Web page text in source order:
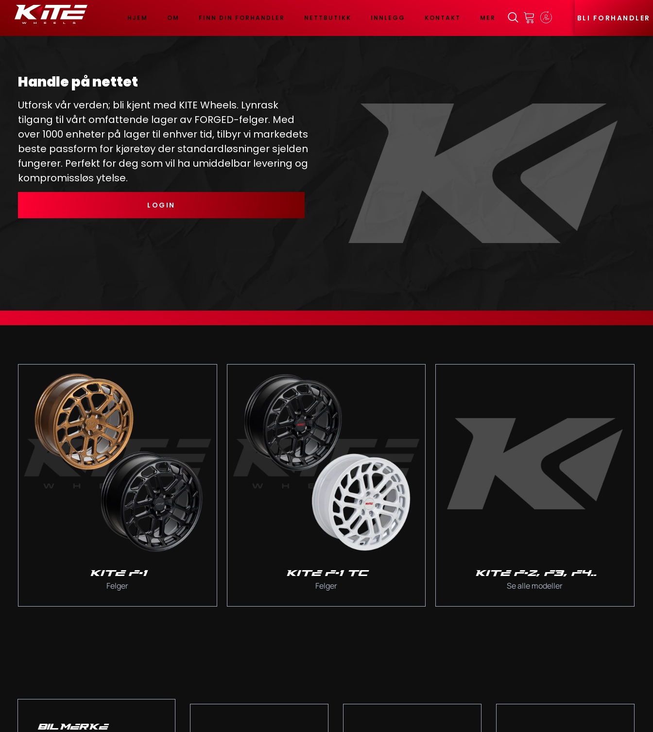
HJEM OM FINN DIN FORHANDLER NETTBUTIKK INNLEGG KONTAKT MER BLI FORHANDLER
Handle på nettet
Utforsk vår verden; bli kjent med KITE Wheels. Lynrask
tilgang til vårt omfattende lager av FORGED-felger. Med
over 1000 enheter på lager til enhver tid, tilbyr vi markedets
beste passform for kjøretøy der standardløsninger sjelden
fungerer. Perfekt for deg som vil ha umiddelbar levering og
kompromissløs ytelse.
LOGIN
KITE F-1
Felger
KITE F-1 TC
Felger
KITE F-2, F3, F4..
Se alle modeller
BILMERKE